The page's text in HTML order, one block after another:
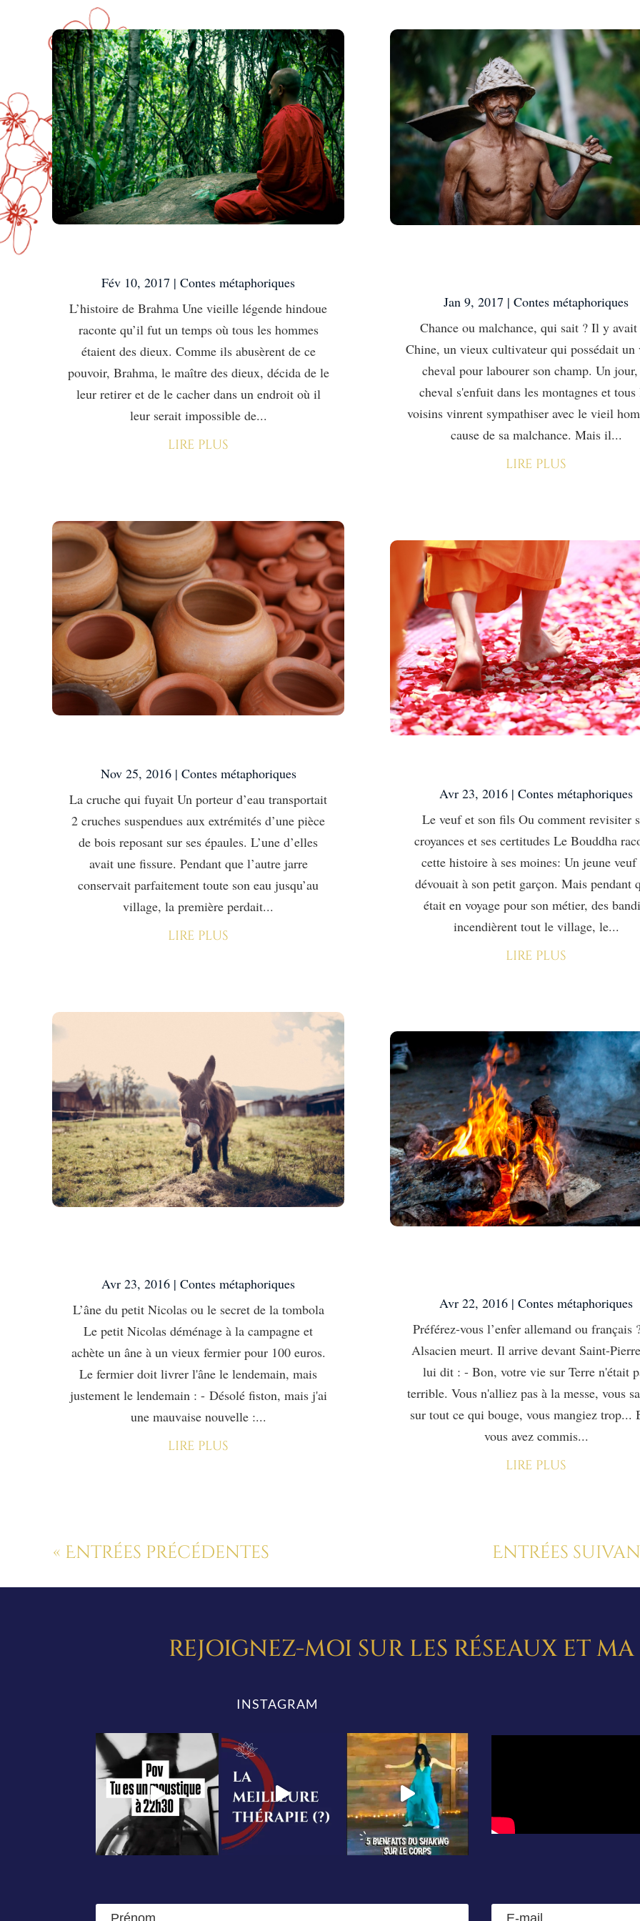
Fév 10, 2017 |Contes métaphoriques
L’histoire de Brahma Une vieille légende hindoue
raconte qu’il fut un temps où tous les hommes
étaient des dieux. Comme ils abusèrent de ce
pouvoir, Brahma, le maître des dieux, décida de le
leur retirer et de le cacher dans un endroit où il
leur serait impossible de...
lire plus
Nov 25, 2016| Contes métaphoriques
La cruche qui fuyait Un porteur d’eau transportait
2 cruches suspendues aux extrémités d’une pièce
de bois reposant sur ses épaules. L’une d’elles
avait une fissure. Pendant que l’autre jarre
conservait parfaitement toute son eau jusqu’au
village, la première perdait...
lire plus
Avr 23, 2016 |Contes métaphoriques
L’âne du petit Nicolas ou le secret de la tombola
Le petit Nicolas déménage à la campagne et
achète un âne à un vieux fermier pour 100 euros.
Le fermier doit livrer l'âne le lendemain, mais
justement le lendemain : - Désolé fiston, mais j'ai
une mauvaise nouvelle :...
lire plus
Jan 9, 2017 |Contes métaphoriques
Chance ou malchance, qui sait ? Il y avait
Chine, un vieux cultivateur qui possédait un
cheval pour labourer son champ. Un
cheval s'enfuit dans les montagnes et tous
voisins vinrent sympathiser avec le vieil
cause de sa malchance. Mais il...
lire plus
Avr 23, 2016 |Contes métaphoriques
Le veuf et son fils Ou comment revisiter
croyances et ses certitudes Le Bouddha
cette histoire à ses moines: Un jeune veuf
dévouait à son petit garçon. Mais pendant
était en voyage pour son métier, des
incendièrent tout le village, le...
lire plus
Avr 22, 2016 |Contes métaphoriques
Préférez-vous l’enfer allemand ou français
Alsacien meurt. Il arrive devant Saint-
lui dit : - Bon, votre vie sur Terre n'était
terrible. Vous n'alliez pas à la messe, vous
sur tout ce qui bouge, vous mangiez trop...
vous avez commis...
lire plus
« Entrées précédentes Entrées
REJOIGNEZ-MOI SUR LES RÉSEAUX ET
INSTAGRAM